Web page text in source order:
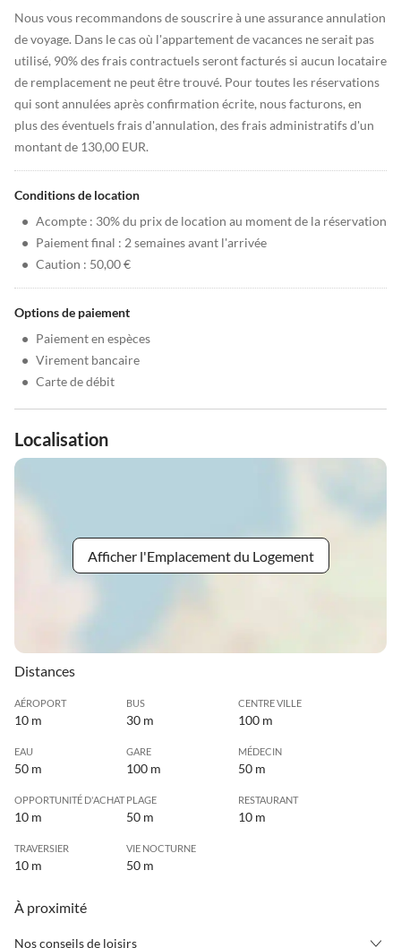
Nous vous recommandons de souscrire à une assurance annulation
de voyage. Dans le cas où l'appartement de vacances ne serait pas
utilisé, 90% des frais contractuels seront facturés si aucun locataire
de remplacement ne peut être trouvé. Pour toutes les réservations
qui sont annulées après confirmation écrite, nous facturons, en
plus des éventuels frais d'annulation, des frais administratifs d'un
montant de 130,00 EUR.
Conditions de location
• Acompte : 30% du prix de location au moment de la réservation
• Paiement final : 2 semaines avant l'arrivée
• Caution : 50,00 €
Options de paiement
• Paiement en espèces
• Virement bancaire
• Carte de débit
Localisation
Afficher l'Emplacement du Logement
Distances
AÉROPORT
10 m
BUS
30 m
CENTRE VILLE
100 m
EAU
50 m
GARE
100 m
MÉDECIN
50 m
OPPORTUNITÉ D'ACHAT
10 m
PLAGE
50 m
RESTAURANT
10 m
TRAVERSIER
10 m
VIE NOCTURNE
50 m
À proximité
Nos conseils de loisirs